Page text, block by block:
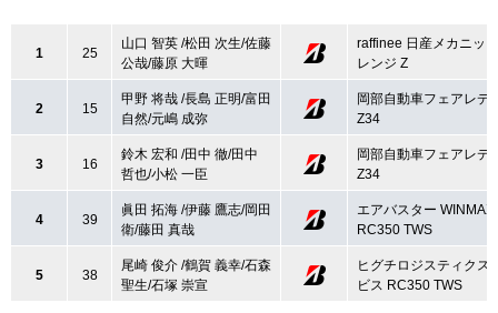
1 25
山口 智英 /松田 次生/佐藤
公哉/藤原 大暉
raffinee 日産メカニッ
レンジ Z
2 15
甲野 将哉 /長島 正明/富田
自然/元嶋 成弥
岡部自動車フェアレデ
Z34
3 16
鈴木 宏和 /田中 徹/田中
哲也/小松 一臣
岡部自動車フェアレデ
Z34
4 39
眞田 拓海 /伊藤 鷹志/岡田
衛/藤田 真哉
エアバスター WINMAX
RC350 TWS
5 38
尾崎 俊介 /鶴賀 義幸/石森
聖生/石塚 崇宣
ヒグチロジスティクス
ビス RC350 TWS